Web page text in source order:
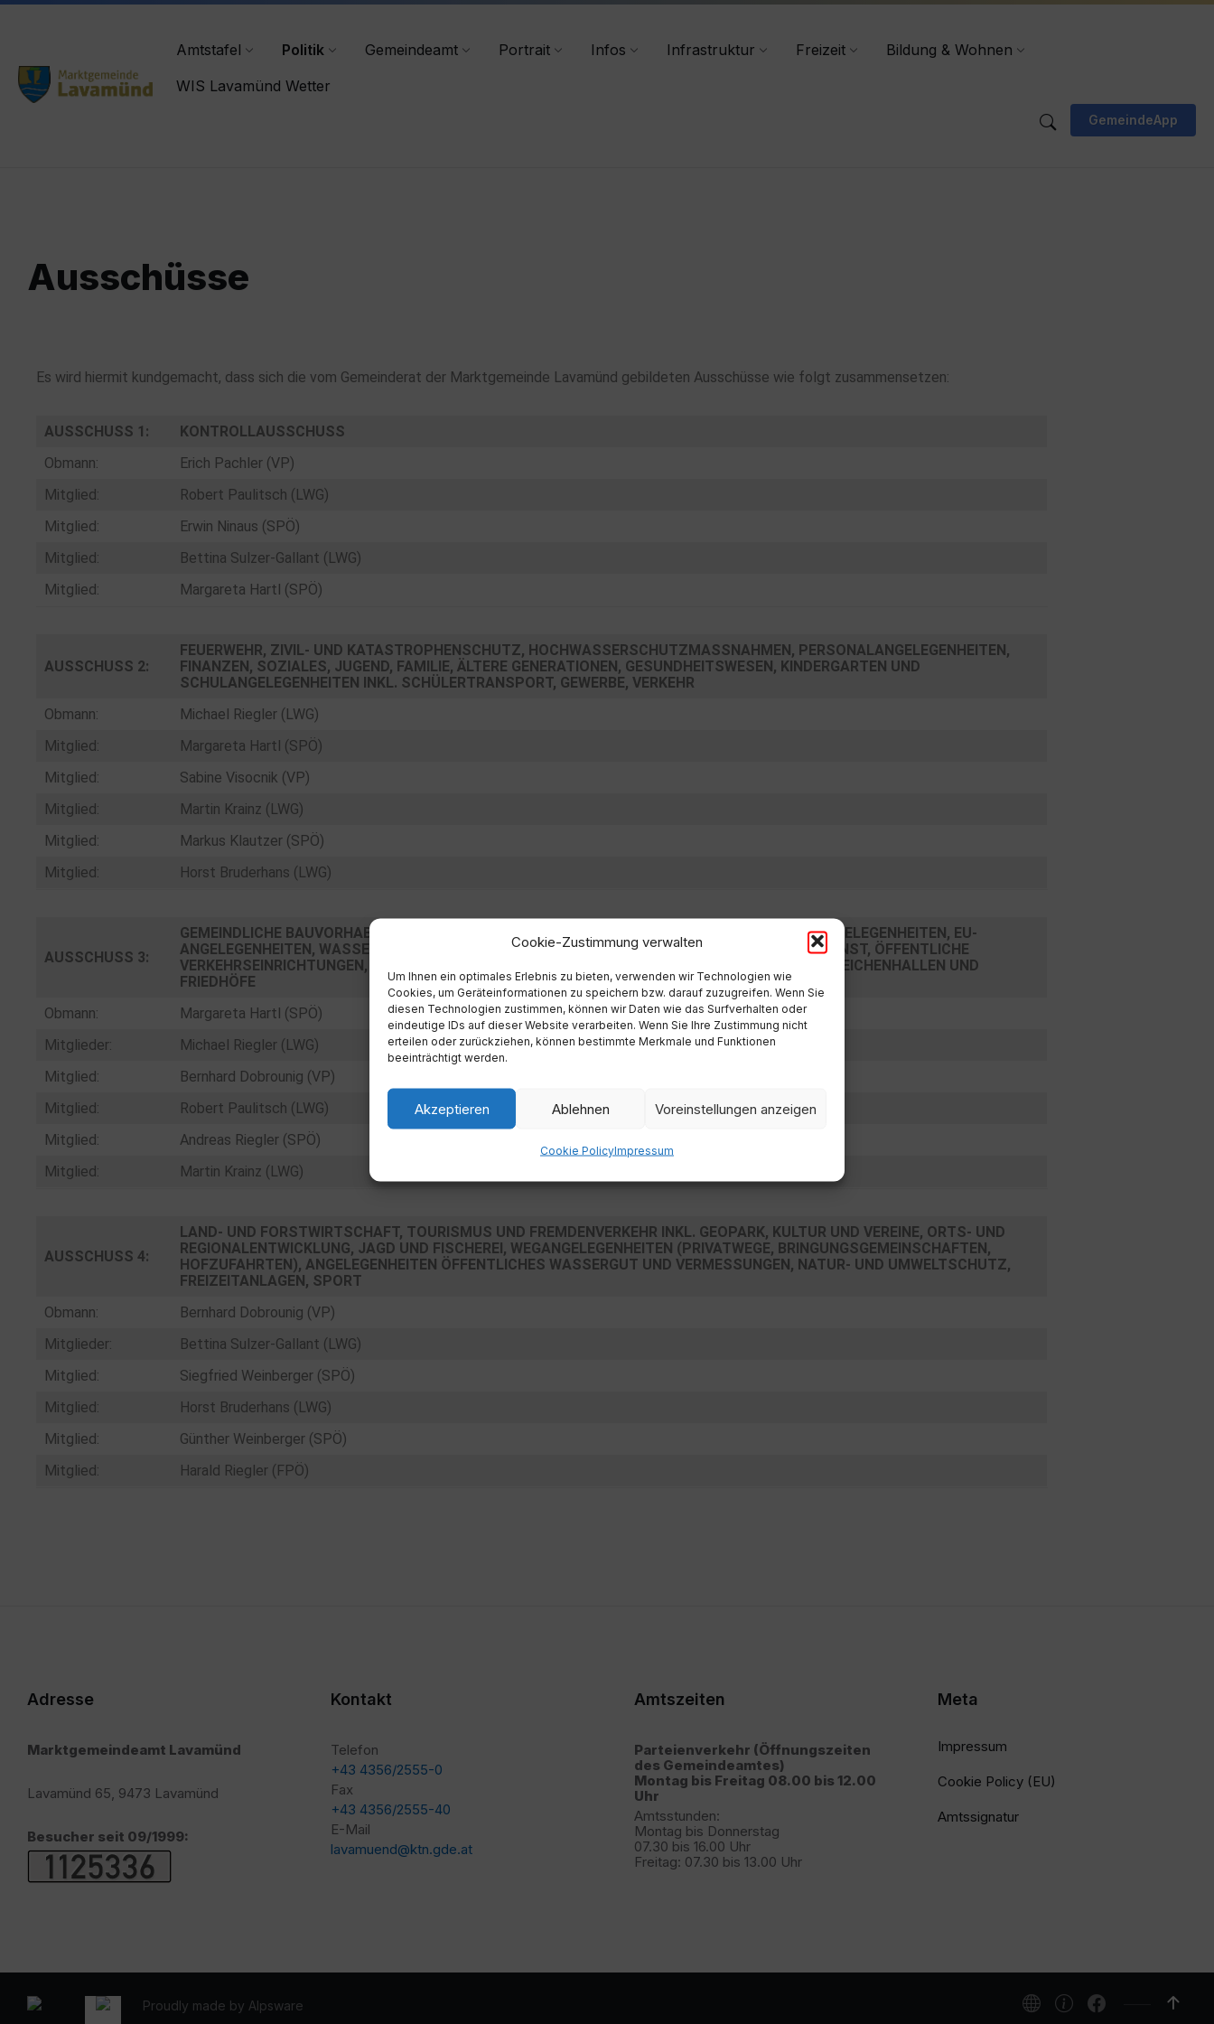
Cookie-Zustimmung verwalten
Um Ihnen ein optimales Erlebnis zu bieten, verwenden wir Technologien wie
Cookies, um Geräteinformationen zu speichern bzw. darauf zuzugreifen. Wenn Sie
diesen Technologien zustimmen, können wir Daten wie das Surfverhalten oder
eindeutige IDs auf dieser Website verarbeiten. Wenn Sie Ihre Zustimmung nicht
erteilen oder zurückziehen, können bestimmte Merkmale und Funktionen
beeinträchtigt werden.
Akzeptieren Ablehnen Voreinstellungen anzeigen
Cookie PolicyImpressum
Amtstafel Politik Gemeindeamt Portrait Infos Infrastruktur Freizeit
Bildung & Wohnen
WIS Lavamünd Wetter
GemeindeApp
Ausschüsse
Es wird hiermit kundgemacht, dass sich die vom Gemeinderat der Marktgemeinde Lavamünd gebildeten Ausschüsse wie folgt zusammensetzen:
AUSSCHUSS 1:
KONTROLLAUSSCHUSS
Obmann:
Erich Pachler (VP)
Mitglied:
Robert Paulitsch (LWG)
Mitglied:
Erwin Ninaus (SPÖ)
Mitglied:
Bettina Sulzer-Gallant (LWG)
Mitglied:
Margareta Hartl (SPÖ)
AUSSCHUSS 2:
FEUERWEHR, ZIVIL- UND KATASTROPHENSCHUTZ, HOCHWASSERSCHUTZMASSNAHMEN, PERSONALANGELEGENHEITEN, F
INANZEN, SOZIALES, JUGEND, FAMILIE, ÄLTERE GENERATIONEN, GESUNDHEITSWESEN, KINDERGARTEN UND S
CHULANGELEGENHEITEN INKL. SCHÜLERTRANSPORT, GEWERBE, VERKEHR
Obmann:
Michael Riegler (LWG)
Mitglied:
Margareta Hartl (SPÖ)
Mitglied:
Sabine Visocnik (VP)
Mitglied:
Martin Krainz (LWG)
Mitglied:
Markus Klautzer (SPÖ)
Mitglied:
Horst Bruderhans (LWG)
AUSSCHUSS 3:
GEMEINDLICHE BAUVORHABEN, KANALANGELEGENHEITEN, WOHNUNGSVERGABEN INKL. MIETANGELEGENHEITEN, EU-
ANGELEGENHEITEN, WASSERVERSORGUNG, GEH- UND RADWEGE, WIRTSCHAFTSHOF, WINTERDIENST, ÖFFENTLICHE
VERKEHRSEINRICHTUNGEN, ABFALL- UND MÜLLANGELEGENHEITEN, TIERKÖRPERVERWERTUNG, LEICHENHALLEN UND
FRIEDHÖFE
Obmann:
Margareta Hartl (SPÖ)
Mitglieder:
Michael Riegler (LWG)
Mitglied:
Bernhard Dobrounig (VP)
Mitglied:
Robert Paulitsch (LWG)
Mitglied:
Andreas Riegler (SPÖ)
Mitglied:
Martin Krainz (LWG)
AUSSCHUSS 4:
LAND- UND FORSTWIRTSCHAFT, TOURISMUS UND FREMDENVERKEHR INKL. GEOPARK, KULTUR UND VEREINE, ORTS- UND
REGIONALENTWICKLUNG, JAGD UND FISCHEREI, WEGANGELEGENHEITEN (PRIVATWEGE, BRINGUNGSGEMEINSCHAFTEN,
HOFZUFAHRTEN), ANGELEGENHEITEN ÖFFENTLICHES WASSERGUT UND VERMESSUNGEN, NATUR- UND UMWELTSCHUTZ,
FREIZEITANLAGEN, SPORT
Obmann:
Bernhard Dobrounig (VP)
Mitglieder:
Bettina Sulzer-Gallant (LWG)
Mitglied:
Siegfried Weinberger (SPÖ)
Mitglied:
Horst Bruderhans (LWG)
Mitglied:
Günther Weinberger (SPÖ)
Mitglied:
Harald Riegler (FPÖ)
Adresse
Marktgemeindeamt Lavamünd
Lavamünd 65, 9473 Lavamünd
Besucher seit 09/1999:
Kontakt
Telefon
+43 4356/2555-0
Fax
+43 4356/2555-40
E-Mail
lavamuend@ktn.gde.at
Amtszeiten
Parteienverkehr (Öffnungszeiten
des Gemeindeamtes)
Montag bis Freitag 08.00 bis 12.00
Uhr
Amtsstunden:
Montag bis Donnerstag
07.30 bis 16.00 Uhr
Freitag: 07.30 bis 13.00 Uhr
Meta
Impressum
Cookie Policy (EU)
Amtssignatur
Proudly made by Alpsware